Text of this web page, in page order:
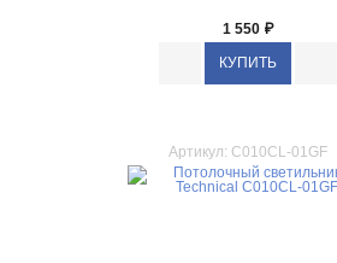
1 550 ₽
Артикул: C010CL-01GF